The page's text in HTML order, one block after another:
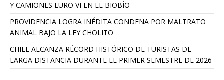
Y CAMIONES EURO VI EN EL BIOBÍO
PROVIDENCIA LOGRA INÉDITA CONDENA POR MALTRATO
ANIMAL BAJO LA LEY CHOLITO
CHILE ALCANZA RÉCORD HISTÓRICO DE TURISTAS DE
LARGA DISTANCIA DURANTE EL PRIMER SEMESTRE DE 2026